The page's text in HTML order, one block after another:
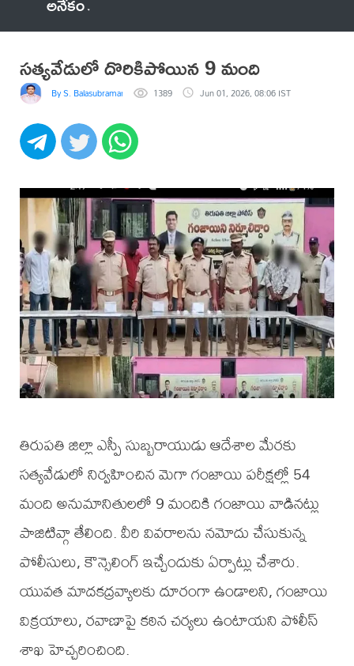
సత్యవేడులో దొరికిపోయిన 9 మంది
By S. Balasubramanyam 1389 Jun 01, 2026, 08:06 IST
తిరుపతి జిల్లా ఎస్పీ సుబ్బరాయుడు ఆదేశాల మేరకు
సత్యవేడులో నిర్వహించిన మెగా గంజాయి పరీక్షల్లో 54
మంది అనుమానితులలో 9 మందికి గంజాయి వాడినట్లు
పాజిటివ్గా తేలింది. వీరి వివరాలను నమోదు చేసుకున్న
పోలీసులు, కౌన్సెలింగ్ ఇచ్చేందుకు ఏర్పాట్లు చేశారు.
యువత మాదకద్రవ్యాలకు దూరంగా ఉండాలని, గంజాయి
విక్రయాలు, రవాణాపై కఠిన చర్యలు ఉంటాయని పోలీస్
శాఖ హెచ్చరించింది.